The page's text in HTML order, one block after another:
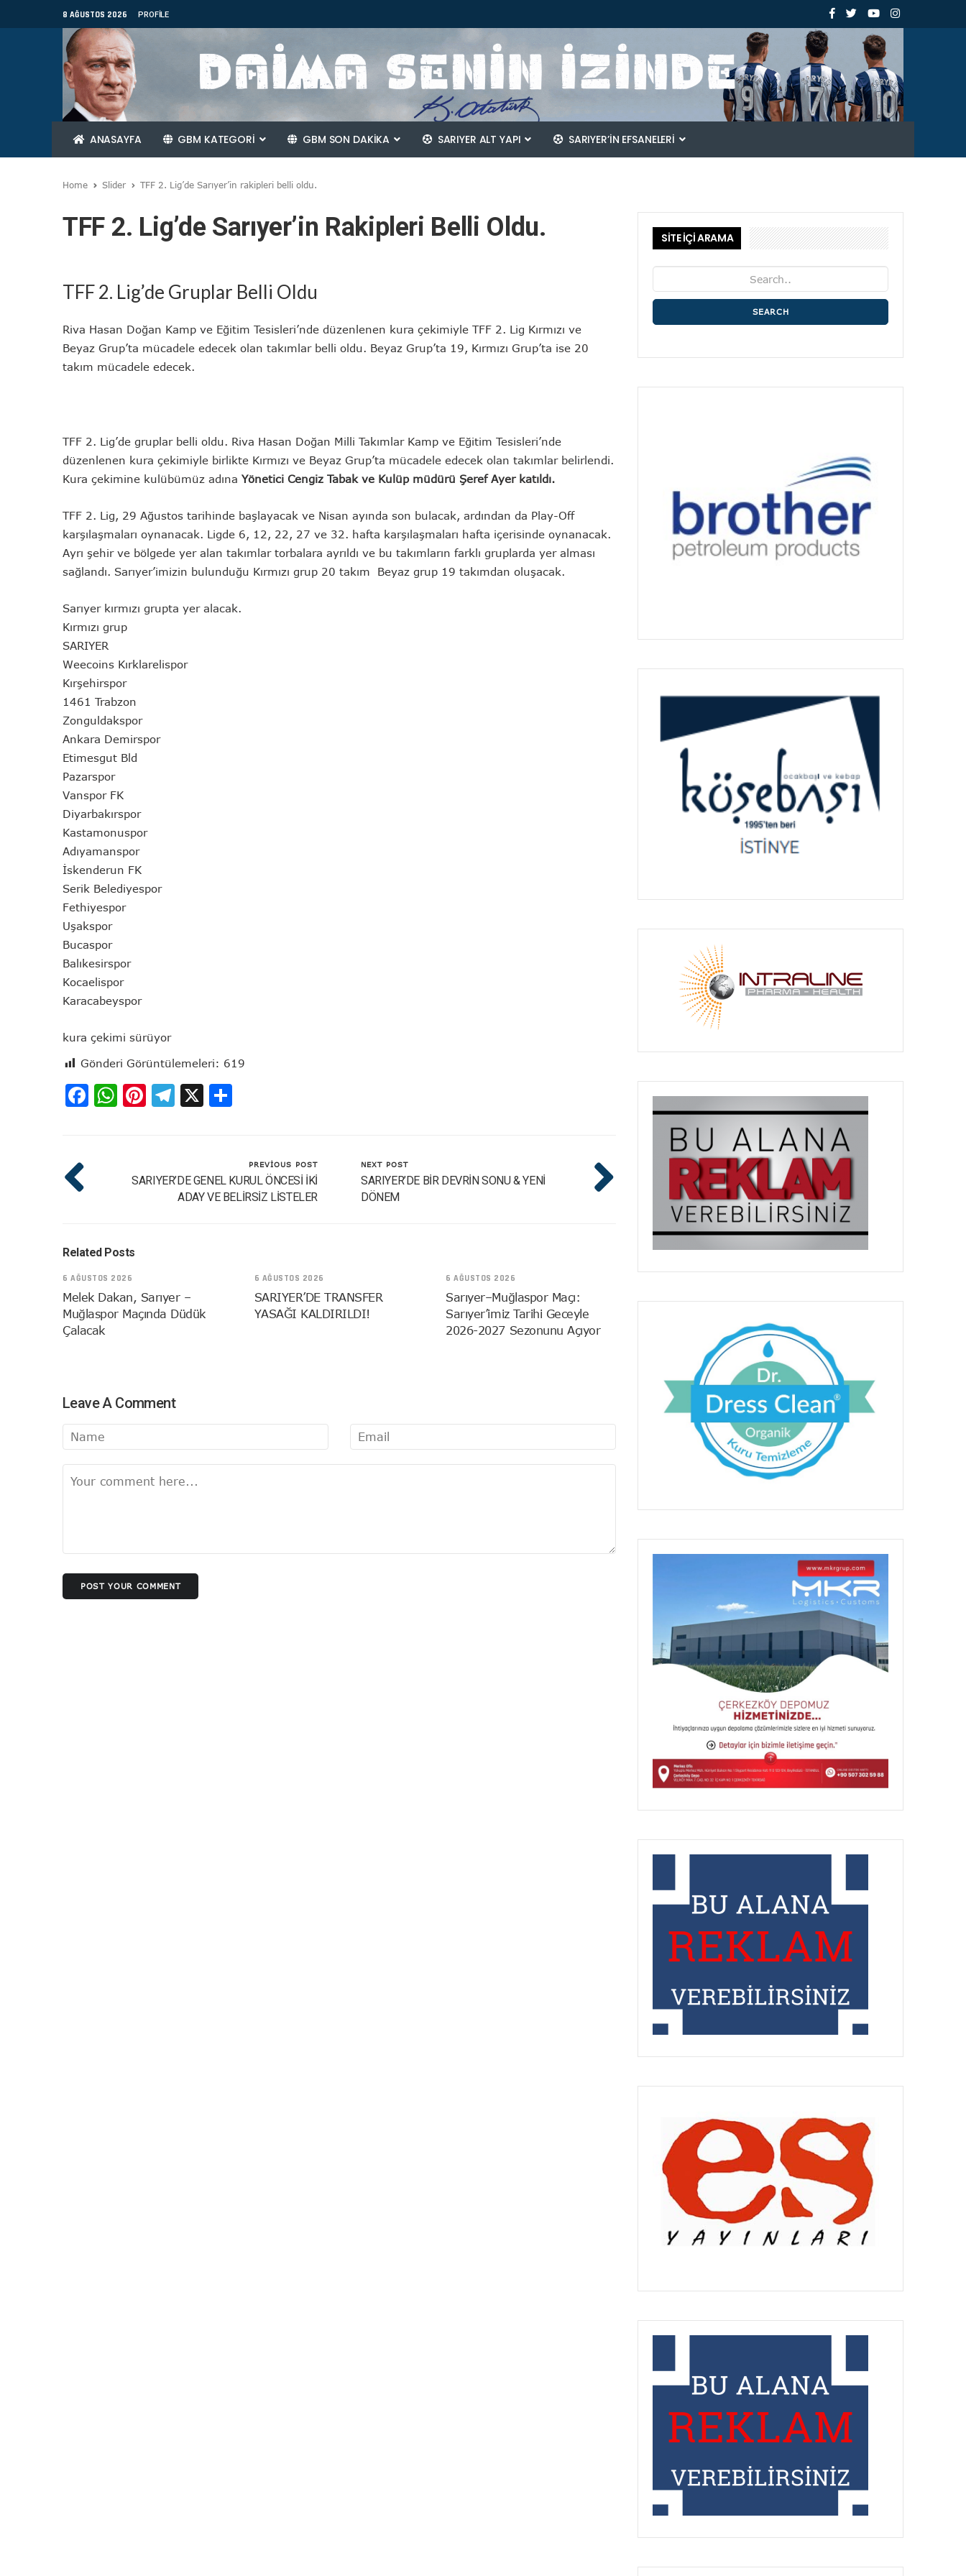
8 AĞUSTOS 2026 PROFILE
ANASAYFA GBM KATEGORİ GBM SON DAKİKA SARIYER ALT YAPI SARIYER’IN EFSANELERI
Home Slider TFF 2. Lig’de Sarıyer’in rakipleri belli oldu.
TFF 2. Lig’de Sarıyer’in Rakipleri Belli Oldu.
TFF 2. Lig’de Gruplar Belli Oldu
Riva Hasan Doğan Kamp ve Eğitim Tesisleri’nde düzenlenen kura çekimiyle TFF 2. Lig Kırmızı ve
Beyaz Grup’ta mücadele edecek olan takımlar belli oldu. Beyaz Grup’ta 19, Kırmızı Grup’ta ise 20
takım mücadele edecek.
TFF 2. Lig’de gruplar belli oldu. Riva Hasan Doğan Milli Takımlar Kamp ve Eğitim Tesisleri’nde
düzenlenen kura çekimiyle birlikte Kırmızı ve Beyaz Grup’ta mücadele edecek olan takımlar belirlendi.
Kura çekimine kulübümüz adına Yönetici Cengiz Tabak ve Kulüp müdürü Şeref Ayer katıldı.
TFF 2. Lig, 29 Ağustos tarihinde başlayacak ve Nisan ayında son bulacak, ardından da Play-Off
karşılaşmaları oynanacak. Ligde 6, 12, 22, 27 ve 32. hafta karşılaşmaları hafta içerisinde oynanacak.
Ayrı şehir ve bölgede yer alan takımlar torbalara ayrıldı ve bu takımların farklı gruplarda yer alması
sağlandı. Sarıyer’imizin bulunduğu Kırmızı grup 20 takım Beyaz grup 19 takımdan oluşacak.
Sarıyer kırmızı grupta yer alacak.
Kırmızı grup
SARIYER
Weecoins Kırklarelispor
Kırşehirspor
1461 Trabzon
Zonguldakspor
Ankara Demirspor
Etimesgut Bld
Pazarspor
Vanspor FK
Diyarbakırspor
Kastamonuspor
Adıyamanspor
İskenderun FK
Serik Belediyespor
Fethiyespor
Uşakspor
Bucaspor
Balıkesirspor
Kocaelispor
Karacabeyspor
kura çekimi sürüyor
Gönderi Görüntülemeleri: 619
Facebook
WhatsApp
Pinterest
Telegram
X
PREVIOUS POST
SARIYER’DE GENEL KURUL ÖNCESİ İKİ
ADAY VE BELİRSİZ LİSTELER
NEXT POST
SARIYER’DE BİR DEVRİN SONU & YENİ
DÖNEM
Related Posts
6 AĞUSTOS 2026
Melek Dakan, Sarıyer –
Muğlaspor Maçında Düdük
Çalacak
6 AĞUSTOS 2026
SARIYER’DE TRANSFER
YASAĞI KALDIRILDI!
6 AĞUSTOS 2026
Sarıyer–Muğlaspor Maçı:
Sarıyer’imiz Tarihi Geceyle
2026-2027 Sezonunu Açıyor
Leave A Comment
POST YOUR COMMENT
SİTE İÇİ ARAMA
SEARCH